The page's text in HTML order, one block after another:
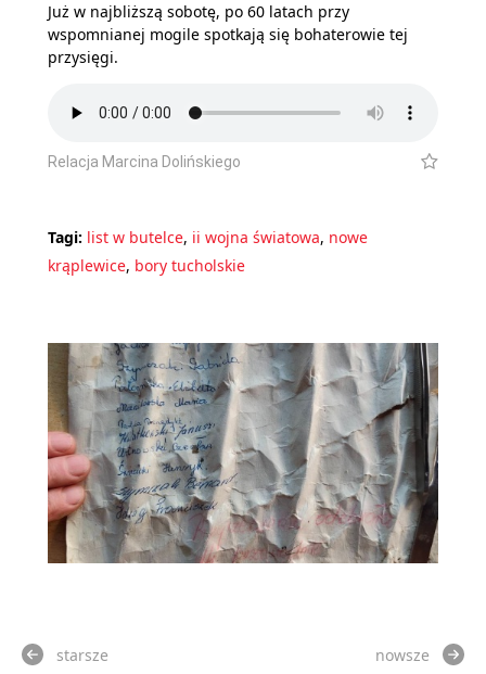
Już w najbliższą sobotę, po 60 latach przy
wspomnianej mogile spotkają się bohaterowie tej
przysięgi.
Relacja Marcina Dolińskiego
Tagi: list w butelce, ii wojna światowa, nowe
krąplewice, bory tucholskie
starsze nowsze